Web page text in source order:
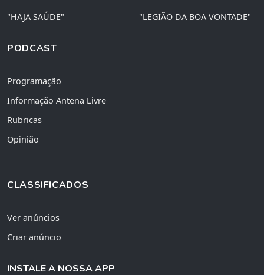
"HAJA SAÚDE" "LEGIÃO DA BOA VONTADE"
PODCAST
Programação
Informação Antena Livre
Rubricas
Opinião
CLASSIFICADOS
Ver anúncios
Criar anúncio
INSTALE A NOSSA APP